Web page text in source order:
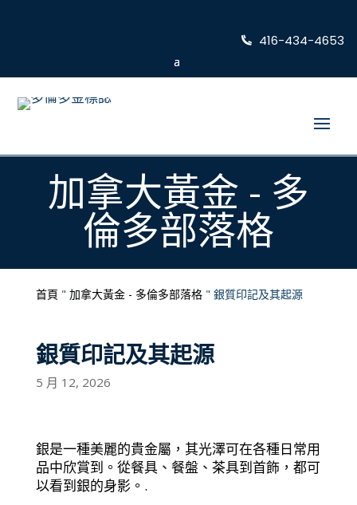
416-434-4653
加拿大黃金 - 多
倫多部落格
首頁 " 加拿大黃金 - 多倫多部落格" 銀質印記及其起源
銀質印記及其起源
5 月 12, 2026
銀是一種美麗的貴金屬，其光澤可在各種日常用
品中欣賞到。從餐具、餐盤、茶具到首飾，都可
以看到銀的身影。.